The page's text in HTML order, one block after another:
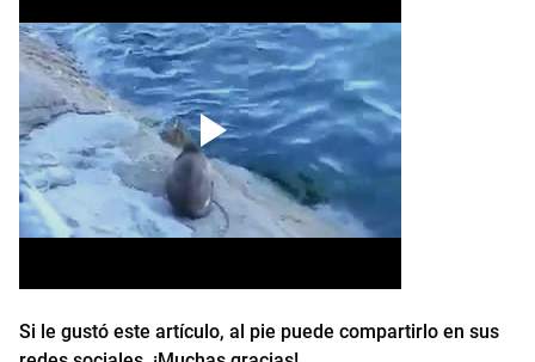
Si le gustó este artículo, al pie puede compartirlo en sus